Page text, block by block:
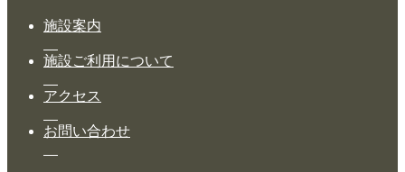
施設案内
施設ご利用について
アクセス
お問い合わせ
大ホール スケジュール
大会議室 スケジュール
チケットガイド
施設案内